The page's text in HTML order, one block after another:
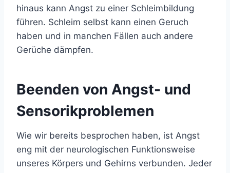
hinaus kann Angst zu einer Schleimbildung
führen. Schleim selbst kann einen Geruch
haben und in manchen Fällen auch andere
Gerüche dämpfen.
Beenden von Angst- und
Sensorikproblemen
Wie wir bereits besprochen haben, ist Angst
eng mit der neurologischen Funktionsweise
unseres Körpers und Gehirns verbunden. Jeder